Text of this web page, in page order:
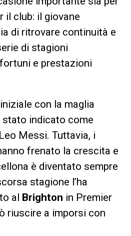
il club: il giovane
di ritrovare continuità e
di stagioni
e prestazioni
con la maglia
stato indicato come
Messi. Tuttavia, i
frenato la crescita e
è diventato sempre
stagione l’ha
al
Brighton in Premier
riuscire a imporsi con